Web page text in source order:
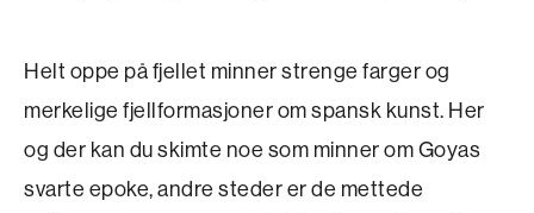
Helt oppe på fjellet minner strenge farger og
merkelige fjellformasjoner om spansk kunst. Her
og der kan du skimte noe som minner om Goyas
svarte epoke, andre steder er de mettede